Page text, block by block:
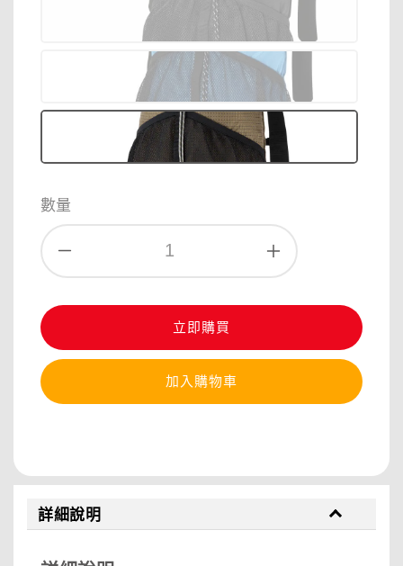
數量
立即購買
加入購物車
詳細說明